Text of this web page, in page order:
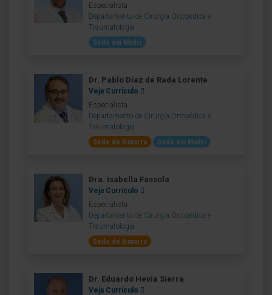
Especialista
Departamento de Cirurgia Ortopédica e
Traumatologia
Sede em Madri
Dr. Pablo Díaz de Rada Lorente
Veja Currículo
Especialista
Departamento de Cirurgia Ortopédica e
Traumatologia
Sede de Navarra
Sede em Madri
Dra. Isabella Fassola
Veja Currículo
Especialista
Departamento de Cirurgia Ortopédica e
Traumatologia
Sede de Navarra
Dr. Eduardo Hevia Sierra
Veja Currículo